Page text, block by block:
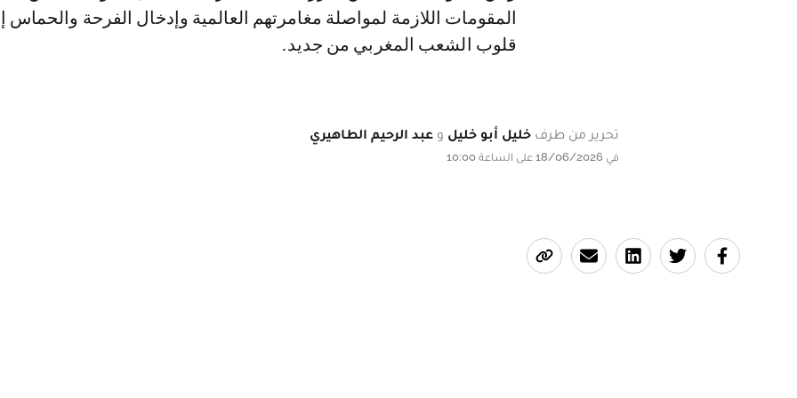
المقومات اللازمة لمواصلة مغامرتهم العالمية وإدخال الفرحة والحماس
قلوب الشعب المغربي من جديد.
تحرير من طرف خليل أبو خليل و عبد الرحيم الطاهيري
في 18/06/2026 على الساعة 10:00